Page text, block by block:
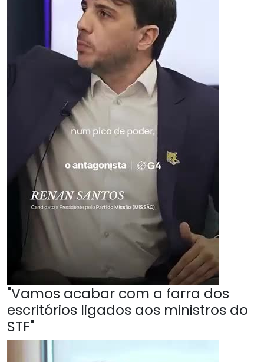
"Vamos acabar com a farra dos
escritórios ligados aos ministros do
STF"